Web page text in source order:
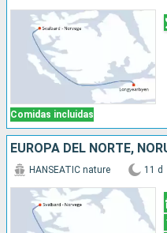
Comidas incluidas
EUROPA DEL NORTE,
HANSEATIC nature 11 d